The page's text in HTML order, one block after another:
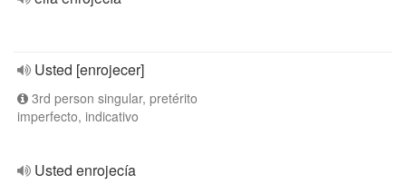
Usted [enrojecer]
3rd person singular, pretérito
imperfecto, indicativo
Usted enrojecía